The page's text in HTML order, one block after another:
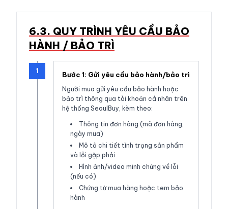
6.3. QUY TRÌNH YÊU CẦU BẢO
HÀNH / BẢO TRÌ
1 Bước 1: Gửi yêu cầu bảo hành/bảo trì
Người mua gửi yêu cầu bảo hành hoặc
bảo trì thông qua tài khoản cá nhân trên
hệ thống SeoulBuy, kèm theo:
Thông tin đơn hàng (mã đơn hàng,
ngày mua)
Mô tả chi tiết tình trạng sản phẩm
và lỗi gặp phải
Hình ảnh/video minh chứng về lỗi
(nếu có)
Chứng từ mua hàng hoặc tem bảo
hành